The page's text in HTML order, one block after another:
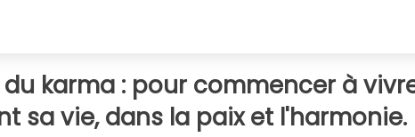
du karma : pour commencer à
sa vie, dans la paix et l'harmonie.